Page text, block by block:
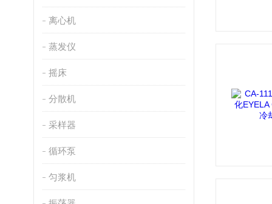
离心机
蒸发仪
摇床
分散机
采样器
循环泵
匀浆机